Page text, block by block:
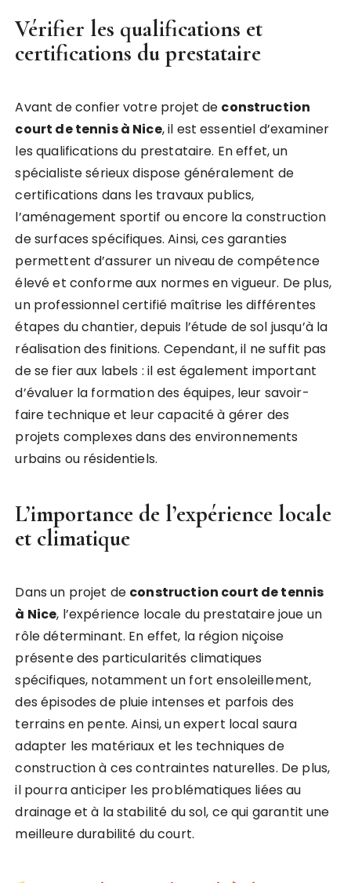
Vérifier les qualifications et
certifications du prestataire
Avant de confier votre projet de construction
court de tennis à Nice, il est essentiel d’examiner
les qualifications du prestataire. En effet, un
spécialiste sérieux dispose généralement de
certifications dans les travaux publics,
l’aménagement sportif ou encore la construction
de surfaces spécifiques. Ainsi, ces garanties
permettent d’assurer un niveau de compétence
élevé et conforme aux normes en vigueur. De plus,
un professionnel certifié maîtrise les différentes
étapes du chantier, depuis l’étude de sol jusqu’à la
réalisation des finitions. Cependant, il ne suffit pas
de se fier aux labels : il est également important
d’évaluer la formation des équipes, leur savoir-
faire technique et leur capacité à gérer des
projets complexes dans des environnements
urbains ou résidentiels.
L’importance de l’expérience locale
et climatique
Dans un projet de construction court de tennis
à Nice, l’expérience locale du prestataire joue un
rôle déterminant. En effet, la région niçoise
présente des particularités climatiques
spécifiques, notamment un fort ensoleillement,
des épisodes de pluie intenses et parfois des
terrains en pente. Ainsi, un expert local saura
adapter les matériaux et les techniques de
construction à ces contraintes naturelles. De plus,
il pourra anticiper les problématiques liées au
drainage et à la stabilité du sol, ce qui garantit une
meilleure durabilité du court.